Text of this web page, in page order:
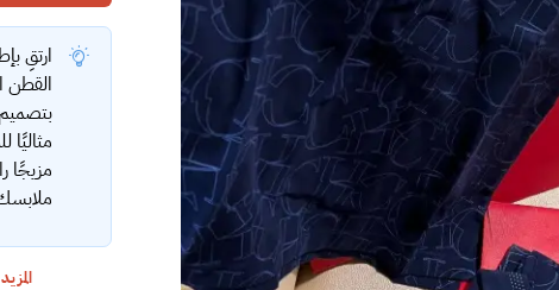
ارتقِ
مزيجًا